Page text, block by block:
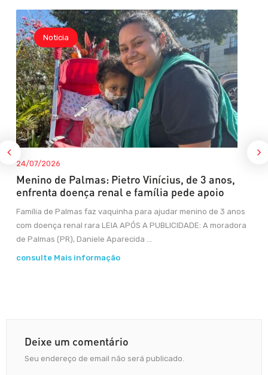
Noticia
24/07/2026
Menino de Palmas: Pietro Vinícius, de 3 anos,
enfrenta doença renal e família pede apoio
Família de Palmas faz vaquinha para ajudar menino de 3 anos
com doença renal rara LEIA APÓS A PUBLICIDADE: A moradora
de Palmas (PR), Daniele Aparecida ...
consulte Mais informação
Deixe um comentário
Seu endereço de email não será publicado.